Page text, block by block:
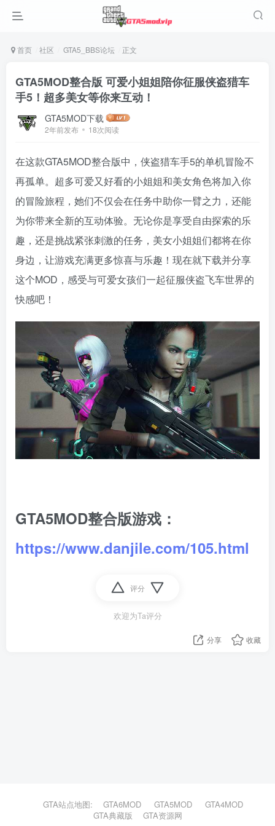
首页 社区 GTA5_BBS论坛 正文
GTA5MOD整合版 可爱小姐姐陪你征服侠盗猎车
手5！超多美女等你来互动！
GTA5MOD下载
2年前发布 18次阅读
在这款GTA5MOD整合版中，侠盗猎车手5的单机冒险不
再孤单。超多可爱又好看的小姐姐和美女角色将加入你
的冒险旅程，她们不仅会在任务中助你一臂之力，还能
为你带来全新的互动体验。无论你是享受自由探索的乐
趣，还是挑战紧张刺激的任务，美女小姐姐们都将在你
身边，让游戏充满更多惊喜与乐趣！现在就下载并分享
这个MOD，感受与可爱女孩们一起征服侠盗飞车世界的
快感吧！
GTA5MOD整合版游戏：
https://www.danjile.com/105.html
评分
欢迎为Ta评分
分享 收藏
GTA站点地图: GTA6MOD GTA5MOD
GTA4MOD
GTA典藏版
GTA资源网